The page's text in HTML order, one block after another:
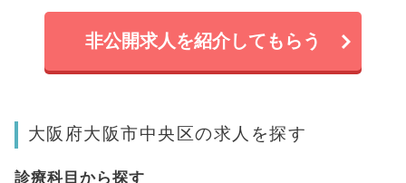
非公開求人を紹介してもらう
大阪府大阪市中央区の求人を探す
診療科目から探す